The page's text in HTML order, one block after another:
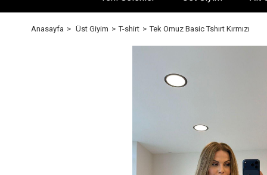
Anasayfa Üst Giyim T-shirt Tek Omuz Basic Tshırt Kırmızı